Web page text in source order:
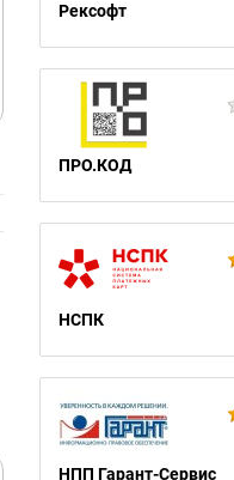
Рексофт
ПРО.КОД
НСПК
НПП Гарант-Сервис